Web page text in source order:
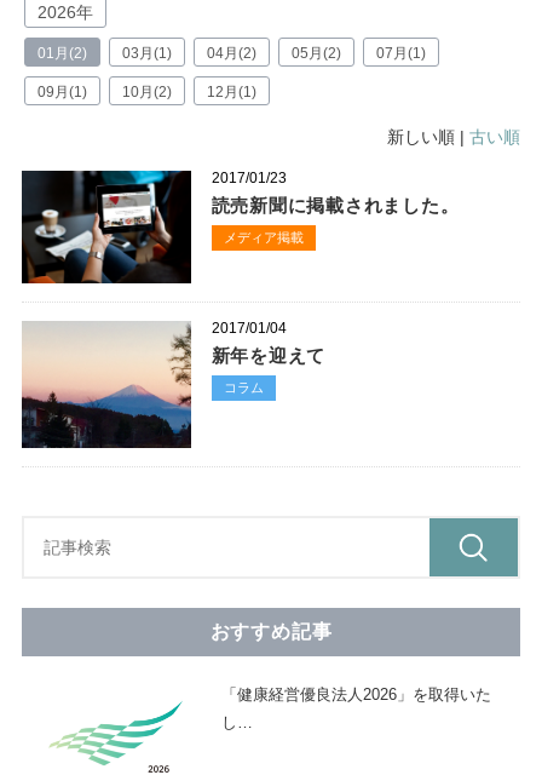
2026年
01月(2) 03月(1) 04月(2) 05月(2) 07月(1)
09月(1) 10月(2) 12月(1)
新しい順 |古い順
2017/01/23
読売新聞に掲載されました。
メディア掲載
2017/01/04
新年を迎えて
コラム
おすすめ記事
「健康経営優良法人2026」を取得いた
し …